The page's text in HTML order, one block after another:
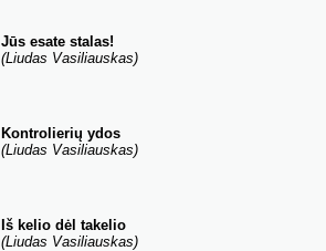
Jūs esate stalas!
(Liudas Vasiliauskas)
Kontrolierių ydos
(Liudas Vasiliauskas)
Iš kelio dėl takelio
(Liudas Vasiliauskas)